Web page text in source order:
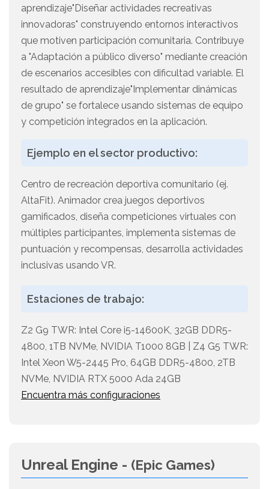
aprendizaje"Diseñar actividades recreativas
innovadoras" construyendo entornos interactivos
que motiven participación comunitaria. Contribuye
a "Adaptación a público diverso" mediante creación
de escenarios accesibles con dificultad variable. El
resultado de aprendizaje"Implementar dinámicas
de grupo" se fortalece usando sistemas de equipo
y competición integrados en la aplicación.
Ejemplo en el sector productivo:
Centro de recreación deportiva comunitario (ej.
AltaFit). Animador crea juegos deportivos
gamificados, diseña competiciones virtuales con
múltiples participantes, implementa sistemas de
puntuación y recompensas, desarrolla actividades
inclusivas usando VR.
Estaciones de trabajo:
Z2 G9 TWR: Intel Core i5-14600K, 32GB DDR5-
4800, 1TB NVMe, NVIDIA T1000 8GB | Z4 G5 TWR:
Intel Xeon W5-2445 Pro, 64GB DDR5-4800, 2TB
NVMe, NVIDIA RTX 5000 Ada 24GB
Encuentra más configuraciones
Unreal Engine - (Epic Games)